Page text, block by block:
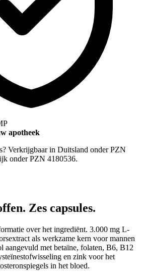
apotheek
Verkrijgbaar in Duitsland onder PZN
onder PZN 4180536.
Zes capsules.
over het ingrediënt. 3.000 mg L-
als werkzame kern voor mannen
aangevuld met betaïne, folaten, B6, B12
en zink voor het
in het bloed.